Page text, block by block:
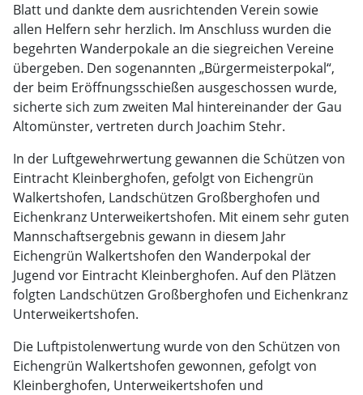
Blatt und dankte dem ausrichtenden Verein sowie
allen Helfern sehr herzlich. Im Anschluss wurden die
begehrten Wanderpokale an die siegreichen Vereine
übergeben. Den sogenannten „Bürgermeisterpokal“,
der beim Eröffnungsschießen ausgeschossen wurde,
sicherte sich zum zweiten Mal hintereinander der Gau
Altomünster, vertreten durch Joachim Stehr.
In der Luftgewehrwertung gewannen die Schützen von
Eintracht Kleinberghofen, gefolgt von Eichengrün
Walkertshofen, Landschützen Großberghofen und
Eichenkranz Unterweikertshofen. Mit einem sehr guten
Mannschaftsergebnis gewann in diesem Jahr
Eichengrün Walkertshofen den Wanderpokal der
Jugend vor Eintracht Kleinberghofen. Auf den Plätzen
folgten Landschützen Großberghofen und Eichenkranz
Unterweikertshofen.
Die Luftpistolenwertung wurde von den Schützen von
Eichengrün Walkertshofen gewonnen, gefolgt von
Kleinberghofen, Unterweikertshofen und